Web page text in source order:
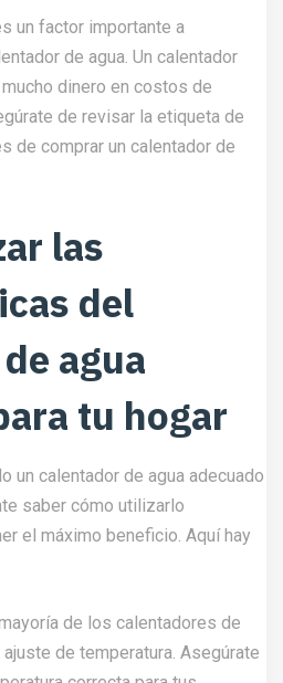
un factor importante a
de agua. Un calentador
dinero en costos de
de revisar la etiqueta de
de comprar un calentador de
las
del
agua
tu hogar
un calentador de agua adecuado
saber cómo utilizarlo
el máximo beneficio. Aquí hay
de los calentadores de
de temperatura. Asegúrate